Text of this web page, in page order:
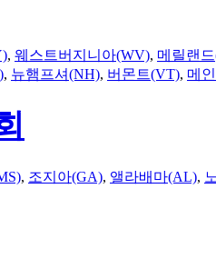
, 웨스트버지니아(WV), 메릴랜
, 뉴햄프셔(NH), 버몬트(VT), 메
, 조지아(GA), 앨라배마(AL),